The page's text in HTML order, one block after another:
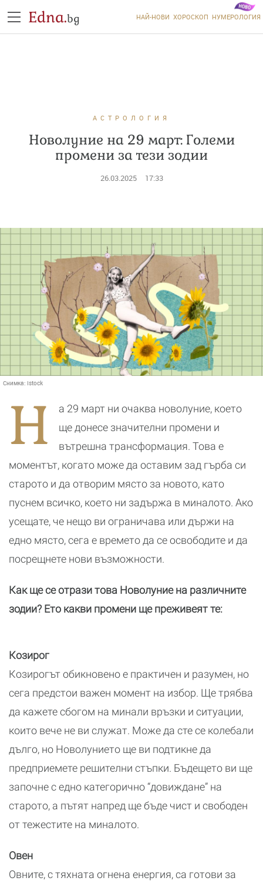
Edna.bg НАЙ-НОВИ ХОРОСКОП НУМЕРОЛОГИЯ
АСТРОЛОГИЯ
Новолуние на 29 март: Големи
промени за тези зодии
26.03.2025 17:33
Снимка: Istock
Н
а 29 март ни очаква новолуние, което
ще донесе значителни промени и
вътрешна трансформация. Това е
моментът, когато може да оставим зад гърба си
старото и да отворим място за новото, като
пуснем всичко, което ни задържа в миналото. Ако
усещате, че нещо ви ограничава или държи на
едно място, сега е времето да се освободите и да
посрещнете нови възможности.
Как ще се отрази това Новолуние на различните
зодии? Ето какви промени ще преживеят те:
Козирог
Козирогът обикновено е практичен и разумен, но
сега предстои важен момент на избор. Ще трябва
да кажете сбогом на минали връзки и ситуации,
които вече не ви служат. Може да сте се колебали
дълго, но Новолунието ще ви подтикне да
предприемете решителни стъпки. Бъдещето ви ще
започне с едно категорично “довиждане” на
старото, а пътят напред ще бъде чист и свободен
от тежестите на миналото.
Овен
Овните, с тяхната огнена енергия, са готови за